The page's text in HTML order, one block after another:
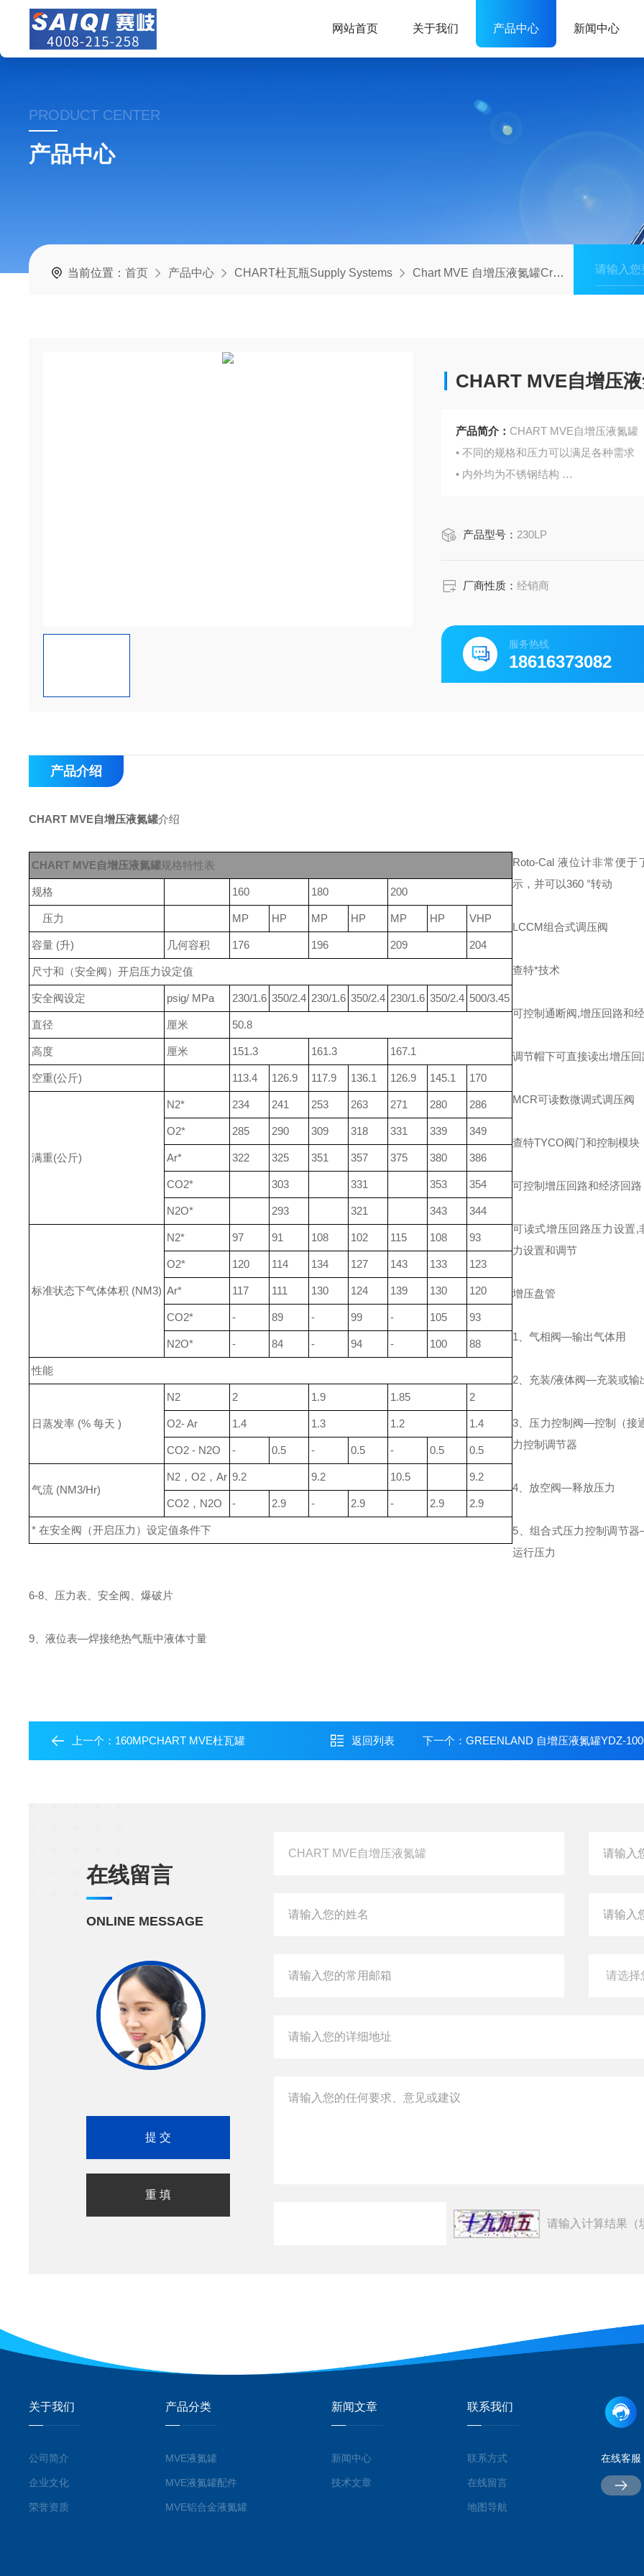
网站首页 关于我们 产品中心 新闻中心
PRODUCT CENTER
产品中心
当前位置：首页 产品中心 CHART杜瓦瓶Supply Systems Chart MVE 自增压液氮罐Cryo-Cyl LP
CHART MVE自增压
产品简介： CHART MVE自增压液氮罐
• 不同的规格和压力可以满足各种需求
• 内外均为不锈钢结构
• 重型底圈和带四个撑脚的大口径吊圈
• Roto-Cal 液位计系统
产品型号： 230LP
厂商性质：经销商
服务热线
18616373082
产品介绍
CHART MVE自增压液氮罐介绍
CHART MVE自增压液氮罐规格特性表
规格 160 180 200
压力 MP HP MP HP MP HP VHP
容量 (升) 几何容积 176 196 209 204
尺寸和（安全阀）开启压力设定值
安全阀设定 psig/ MPa 230/1.6 350/2.4 230/1.6 350/2.4 230/1.6 350/2.4 500/3.45
直径 厘米 50.8
高度 厘米 151.3 161.3 167.1
空重(公斤) 113.4 126.9 117.9 136.1 126.9 145.1 170
满重(公斤)
N2* 234 241 253 263 271 280 286
O2* 285 290 309 318 331 339 349
Ar* 322 325 351 357 375 380 386
CO2* 303 331 353 354
N2O* 293 321 343 344
标准状态下气体体积 (NM3)
N2* 97 91 108 102 115 108 93
O2* 120 114 134 127 143 133 123
Ar* 117 111 130 124 139 130 120
CO2* - 89 - 99 - 105 93
N2O* - 84 - 94 - 100 88
性能
日蒸发率 (% 每天 )
N2 2 1.9 1.85 2
O2- Ar 1.4 1.3 1.2 1.4
CO2 - N2O - 0.5 - 0.5 - 0.5 0.5
气流 (NM3/Hr)
N2，O2，Ar 9.2 9.2 10.5 9.2
CO2，N2O - 2.9 - 2.9 - 2.9 2.9
* 在安全阀（开启压力）设定值条件下
Roto-Cal 液位计非常便于
示，并可以360 °转动
LCCM组合式调压阀
查特*技术
可控制通断阀,增压回路和
调节帽下可直接读出增压
MCR可读数微调式调压阀
查特TYCO阀门和控制模块
可控制增压回路和经济回路
可读式增压回路压力设置,
力设置和调节
增压盘管
1、气相阀—输出气体用
2、充装/液体阀—充装或输
3、压力控制阀—控制（接
力控制调节器
4、放空阀—释放压力
5、组合式压力控制调节
运行压力
6-8、压力表、安全阀、爆破片
9、液位表—焊接绝热气瓶中液体寸量
上一个： 160MPCHART MVE杜瓦罐 返回列表 下一个： GREENLAND 自增压液氮罐YDZ-
在线留言
ONLINE MESSAGE
请输入计算结果（
关于我们
公司简介
企业文化
荣誉资质
产品分类
MVE液氮罐
MVE液氮罐配件
MVE铝合金液氮罐
新闻文章
新闻中心
技术文章
联系我们
联系方式
在线留言
地图导航
在线客服